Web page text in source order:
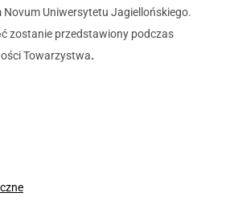
Novum Uniwersytetu Jagiellońskiego.
zostanie przedstawiony podczas
Towarzystwa.